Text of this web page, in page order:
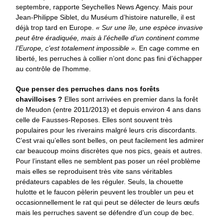
septembre, rapporte Seychelles News Agency. Mais pour
Jean-Philippe Siblet, du Muséum d’histoire naturelle, il est
déjà trop tard en Europe.« Sur une île, une espèce invasive
peut être éradiquée, mais à l’échelle d’un continent comme
l’Europe, c’est totalement impossible ». En cage comme en
liberté, les perruches à collier n’ont donc pas fini d’échapper
au contrôle de l’homme.
Que penser des perruches dans nos forêts
chavilloises ? Elles sont arrivées en premier dans la forêt
de Meudon (entre 2011/2013) et depuis environ 4 ans dans
celle de Fausses-Reposes. Elles sont souvent très
populaires pour les riverains malgré leurs cris discordants.
C’est vrai qu’elles sont belles, on peut facilement les admirer
car beaucoup moins discrètes que nos pics, geais et autres.
Pour l’instant elles ne semblent pas poser un réel problème
mais elles se reproduisent très vite sans véritables
prédateurs capables de les réguler. Seuls, la chouette
hulotte et le faucon pèlerin peuvent les troubler un peu et
occasionnellement le rat qui peut se délecter de leurs œufs
mais les perruches savent se défendre d’un coup de bec.